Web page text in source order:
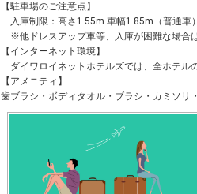
【駐車場のご注意点】
入庫制限：高さ1.55m 車幅1.85m（普通
※他ドレスアップ車等、入庫が困難な場合
【インターネット環境】
ダイワロイネットホテルズでは、全ホテル
【アメニティ】
歯ブラシ・ボディタオル・ブラシ・カミソリ